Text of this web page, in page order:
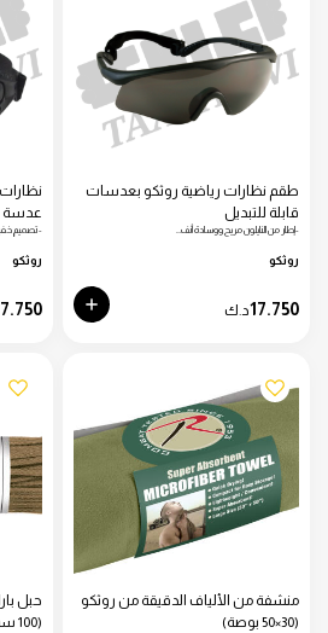
طقم نظارات رياضية روثكو بعدسات
قابلة للتبديل
-إطار من النايلون مريح ووسادة أنف…
روثكو
17.750د.ك
عدسة
-تصميم
روثكو
7.750
منشفة من الألياف الدقيقة من روثكو
(30×50 بوصة)
حبل
(100 سم)